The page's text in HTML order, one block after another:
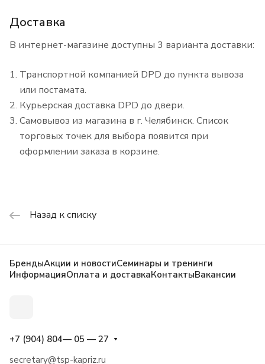
Доставка
В интернет-магазине доступны 3 варианта доставки:
Транспортной компанией DPD до пункта вывоза
или постамата.
Курьерская доставка DPD до двери.
Самовывоз из магазина в г. Челябинск. Список
торговых точек для выбора появится при
оформлении заказа в корзине.
Назад к списку
БрендыАкции и новостиСеминары и тренинги
ИнформацияОплата и доставкаКонтактыВакансии
+7 (904) 804— 05 — 27
secretary@tsp-kapriz.ru